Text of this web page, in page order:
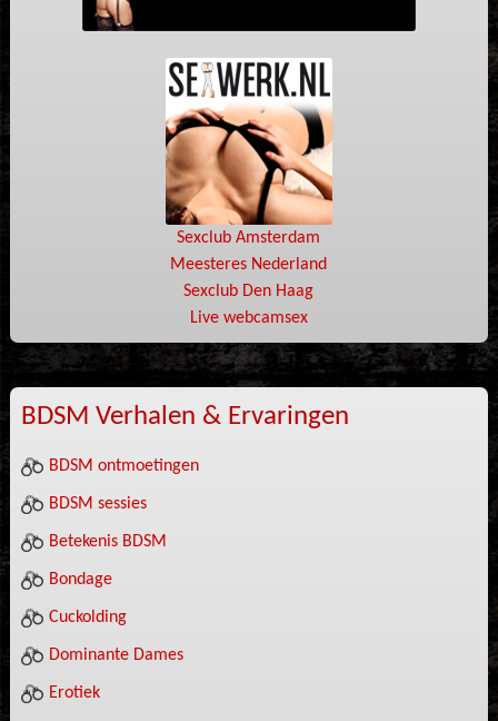
Sexclub Amsterdam
Meesteres Nederland
Sexclub Den Haag
Live webcamsex
BDSM Verhalen & Ervaringen
BDSM ontmoetingen
BDSM sessies
Betekenis BDSM
Bondage
Cuckolding
Dominante Dames
Erotiek